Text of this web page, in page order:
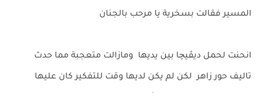
المسير فقالت بسخرية يا مرحب بالجنان
انحنت لحمل ديڤيچا بين يديها ومازالت متعجبة مما حدث
تاليف حور زاهر لكن لم يكن لديها وقت للتفكير كان عليها